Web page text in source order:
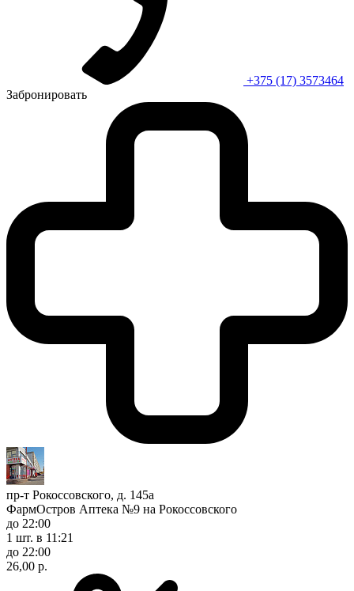
+375 (17) 3573464
Забронировать
пр-т Рокоссовского, д. 145а
ФармОстров Аптека №9 на Рокоссовского
до 22:00
1 шт. в 11:21
до 22:00
26,00 р.